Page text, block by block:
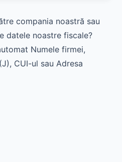
compania noastră sau
datele noastre fiscale?
Numele firmei,
CUI-ul sau Adresa